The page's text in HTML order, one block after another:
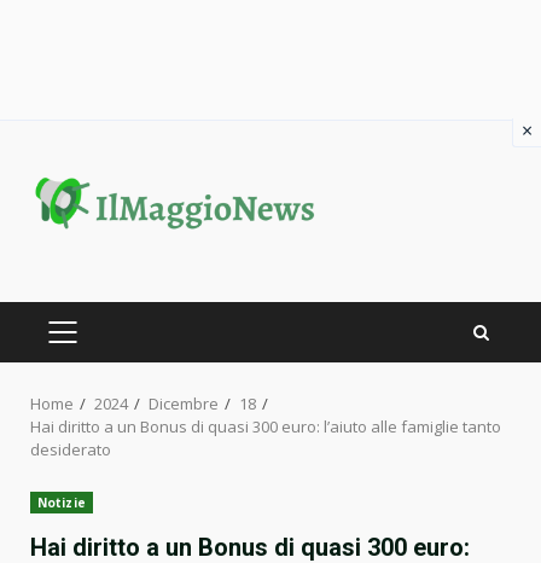
content
PRIMARY
Home 2024 Dicembre
18
Hai diritto a un Bonus di quasi 300 euro: l’aiuto alle famiglie tanto
desiderato
Notizie
Hai diritto a un Bonus di quasi 300 euro:
×